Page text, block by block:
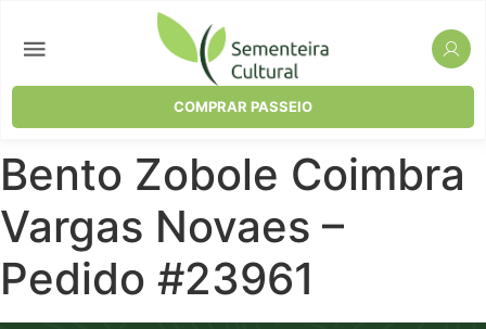
COMPRAR PASSEIO
Bento Zobole Coimbra
Vargas Novaes –
Pedido #23961